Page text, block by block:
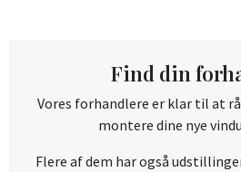
Find din
Vores forhandlere er klar til at
montere dine nye
Flere af dem har også